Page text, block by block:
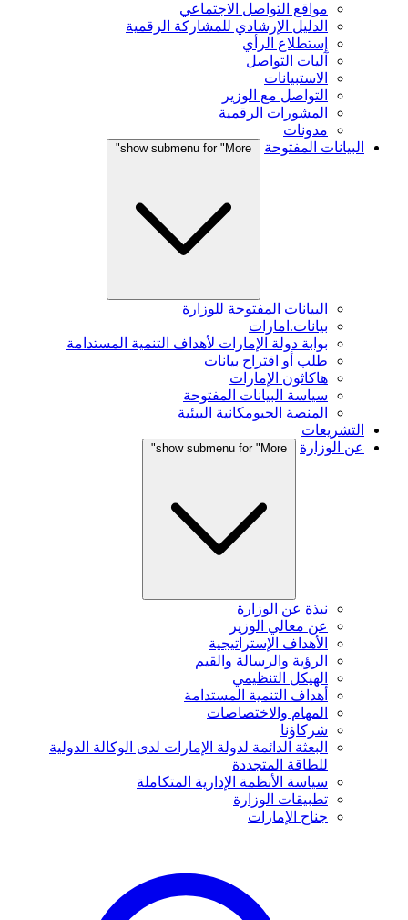
مواقع التواصل الاجتماعي
الدليل الإرشادي للمشاركة الرقمية
إستطلاع الرأي
آليات التواصل
الاستبيانات
التواصل مع الوزير
المشورات الرقمية
مدونات
البيانات المفتوحة
show submenu for "More"
البيانات المفتوحة للوزارة
بيانات.امارات
بوابة دولة الإمارات لأهداف التنمية المستدامة
طلب أو اقتراح بيانات
هاكاثون الإمارات
سياسة البيانات المفتوحة
المنصة الجيومكانية البيئية
التشريعات
عن الوزارة
show submenu for "More"
نبذة عن الوزارة
عن معالي الوزير
الأهداف الإستراتيجية
الرؤية والرسالة والقيم
الهيكل التنظيمي
أهداف التنمية المستدامة
المهام والاختصاصات
شركاؤنا
البعثة الدائمة لدولة الإمارات لدى الوكالة الدولية
للطاقة المتجددة
سياسة الأنظمة الإدارية المتكاملة
تطبيقات الوزارة
جناح الإمارات